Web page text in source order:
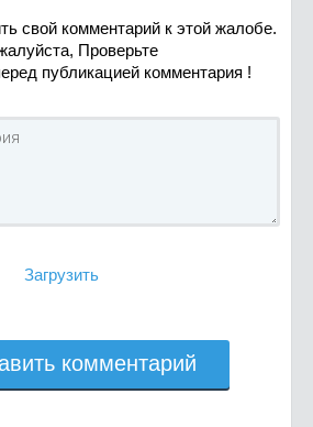
свой комментарий к этой жалобе.
Проверьте
публикацией комментария !
Загрузить
комментарий